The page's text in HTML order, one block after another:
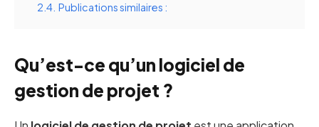
2.4. Publications similaires :
Qu’est-ce qu’un logiciel de
gestion de projet ?